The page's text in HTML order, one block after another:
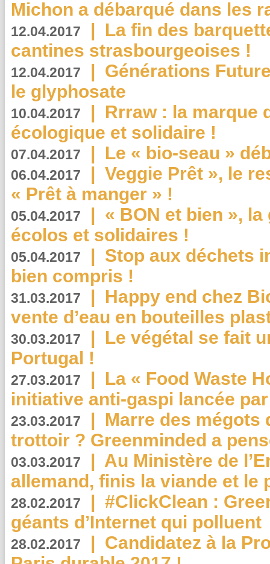
Michon a débarqué dans les
12.04.2017 | La fin des
cantines strasbourgeoises !
12.04.2017 | Générations
le glyphosate
10.04.2017 | Rrraw : la marque
écologique et solidaire !
07.04.2017 | Le « bio-seau »
06.04.2017 | Veggie Prêt », le
« Prêt à manger » !
05.04.2017 | « BON et bien »,
écolos et solidaires !
05.04.2017 | Stop aux déchets
bien compris !
31.03.2017 | Happy end chez
vente d’eau en bouteilles
30.03.2017 | Le végétal se fait
Portugal !
27.03.2017 | La « Food Waste
initiative anti-gaspi lancée
23.03.2017 | Marre des mégots
trottoir ? Greenminded a
03.03.2017 | Au Ministère de
allemand, finis la viande et le
28.02.2017 | #ClickClean :
géants d’Internet qui polluent
28.02.2017 | Candidatez à la